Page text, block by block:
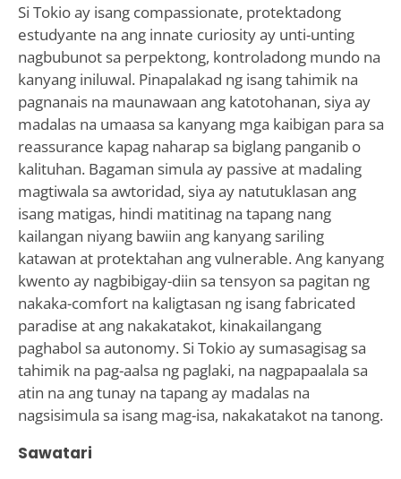
Si Tokio ay isang compassionate, protektadong
estudyante na ang innate curiosity ay unti-unting
nagbubunot sa perpektong, kontroladong mundo na
kanyang iniluwal. Pinapalakad ng isang tahimik na
pagnanais na maunawaan ang katotohanan, siya ay
madalas na umaasa sa kanyang mga kaibigan para sa
reassurance kapag naharap sa biglang panganib o
kalituhan. Bagaman simula ay passive at madaling
magtiwala sa awtoridad, siya ay natutuklasan ang
isang matigas, hindi matitinag na tapang nang
kailangan niyang bawiin ang kanyang sariling
katawan at protektahan ang vulnerable. Ang kanyang
kwento ay nagbibigay-diin sa tensyon sa pagitan ng
nakaka-comfort na kaligtasan ng isang fabricated
paradise at ang nakakatakot, kinakailangang
paghabol sa autonomy. Si Tokio ay sumasagisag sa
tahimik na pag-aalsa ng paglaki, na nagpapaalala sa
atin na ang tunay na tapang ay madalas na
nagsisimula sa isang mag-isa, nakakatakot na tanong.
Sawatari